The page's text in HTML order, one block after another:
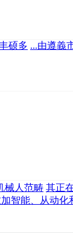
硕多 ...由遵義
械人范畴 其正
智能、从动化